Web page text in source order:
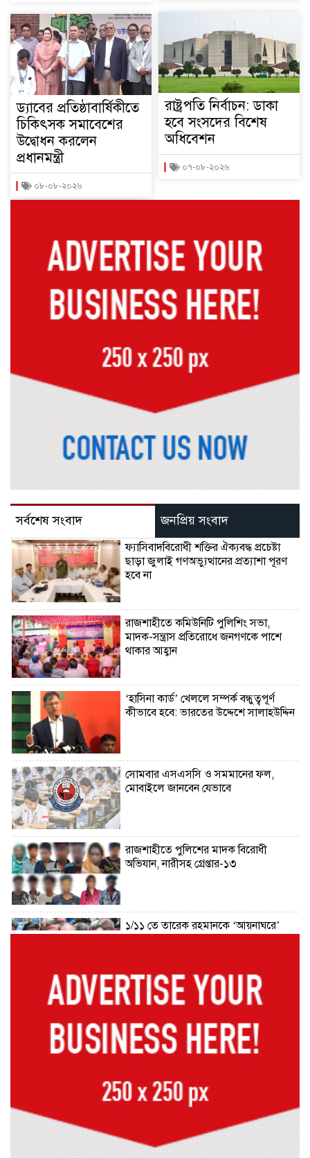
ড্যাবের প্রতিষ্ঠাবার্ষিকীতে
চিকিৎসক সমাবেশের
উদ্বোধন করলেন
প্রধানমন্ত্রী
০৮-০৮-২০২৬
রাষ্ট্রপতি নির্বাচন: ডাকা
হবে সংসদের বিশেষ
অধিবেশন
০৭-০৮-২০২৬
সর্বশেষ সংবাদ জনপ্রিয় সংবাদ
ফ্যাসিবাদবিরোধী শক্তির ঐক্যবদ্ধ প্রচেষ্টা
ছাড়া জুলাই গণঅভ্যুত্থানের প্রত্যাশা পূরণ
হবে না
রাজশাহীতে কমিউনিটি পুলিশিং সভা,
মাদক-সন্ত্রাস প্রতিরোধে জনগণকে পাশে
থাকার আহ্বান
‘হাসিনা কার্ড’ খেললে সম্পর্ক বন্ধুত্বপূর্ণ
কীভাবে হবে: ভারতের উদ্দেশে সালাহউদ্দিন
সোমবার এসএসসি ও সমমানের ফল,
মোবাইলে জানবেন যেভাবে
রাজশাহীতে পুলিশের মাদক বিরোধী
অভিযান, নারীসহ গ্রেপ্তার-১৩
১/১১ তে তারেক রহমানকে ‘আয়নাঘরে’
ড্যাবের প্রতিষ্ঠাবার্ষিকীতে চিকিৎসক
ব্রেন স্ট্রোক, নির্বাচন অফিসকর্মীর মৃত্যু
কোরআন মজিদে ক্ষতিগ্রস্ত বলা হয়েছে